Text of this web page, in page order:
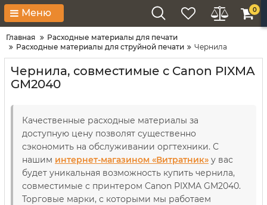
Меню 0
Главная
Расходные материалы для печати
Расходные материалы для струйной печати
Чернила
Чернила, совместимые с Canon PIXMA
GM2040
Качественные расходные материалы за
доступную цену позволят существенно
сэкономить на обслуживании оргтехники. С
нашим интернет-магазином «Витратник» у вас
будет уникальная возможность купить чернила,
совместимые с принтером Canon PIXMA GM2040.
Торговые марки, с которыми мы работаем